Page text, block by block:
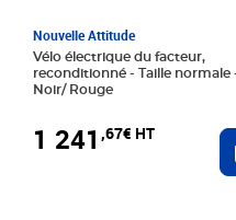
Nouvelle Attitude
Vélo électrique du facteur,
reconditionné - Taille normale -
Noir/ Rouge
1 241 ,67€ HT